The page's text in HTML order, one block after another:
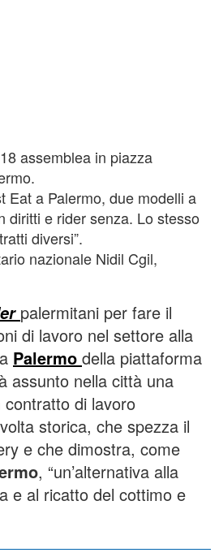
assemblea in piazza
Eat a Palermo, due modelli a
diritti e rider senza. Lo stesso
diversi”.
nazionale Nidil Cgil,
palermitani per fare il
di lavoro nel settore alla
Palermo della piattaforma
assunto nella città una
di lavoro
storica, che spezza il
e che dimostra, come
, “un’alternativa alla
e al ricatto del cottimo e